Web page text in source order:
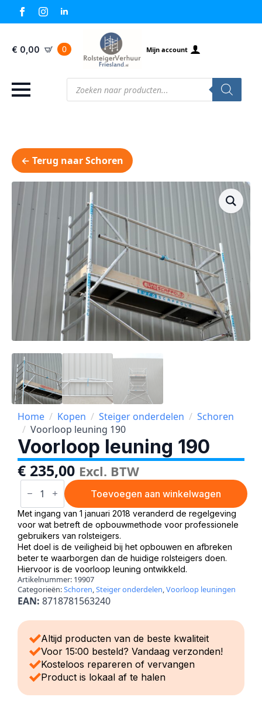
€ 0,00 0 Mijn account
Producten
zoeken
← Terug naar Schoren
Home Kopen Steiger onderdelen
Schoren
Voorloop leuning 190
Voorloop leuning 190
€ 235,00 Excl. BTW
Voorloop
leuning
aantal
Toevoegen aan winkelwagen
Met ingang van 1 januari 2018 veranderd de regelgeving
voor wat betreft de opbouwmethode voor professionele
gebruikers van rolsteigers.
Het doel is de veiligheid bij het opbouwen en afbreken
beter te waarborgen dan de huidige rolsteigers doen.
Hiervoor is de voorloop leuning ontwikkeld.
Artikelnummer: 19907
Categorieën:Schoren Steiger onderdelen Voorloop leuningen
EAN: 8718781563240
Altijd producten van de beste kwaliteit
Voor 15:00 besteld? Vandaag verzonden!
Kosteloos repareren of vervangen
Product is lokaal af te halen